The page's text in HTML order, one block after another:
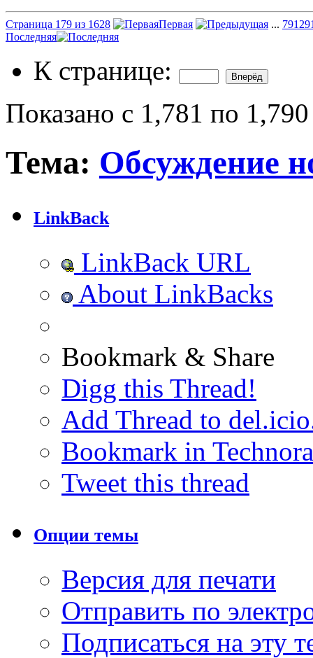
Страница 179 из 1628 Первая ... 79129
Последняя
К странице:
Показано с 1,781 по
Тема: Обсуждение
LinkBack
LinkBack URL
About LinkBacks
Bookmark & Share
Digg this Thread!
Add Thread to
Bookmark in
Tweet this thread
Опции темы
Версия для печати
Отправить по
Подписаться на эту